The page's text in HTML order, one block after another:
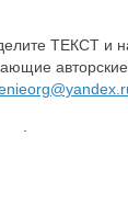
ТЕКСТ и